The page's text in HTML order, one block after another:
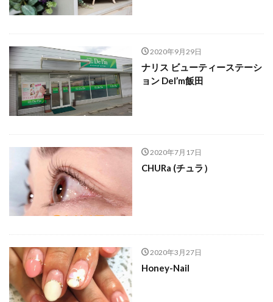
2020年9月29日
ナリス ビューティーステーシ
ョン DeI’m飯田
2020年7月17日
CHURa (チュラ）
2020年3月27日
Honey-Nail